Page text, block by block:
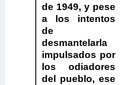
de 1949, y pese
a los intentos
de
desmantelarla
impulsados por
los odiadores
del pueblo, ese